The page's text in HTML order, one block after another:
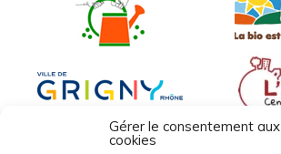
Gérer le consentement aux
cookies